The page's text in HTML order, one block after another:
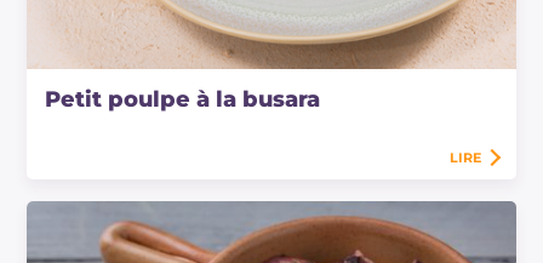
Petit poulpe à la busara
LIRE